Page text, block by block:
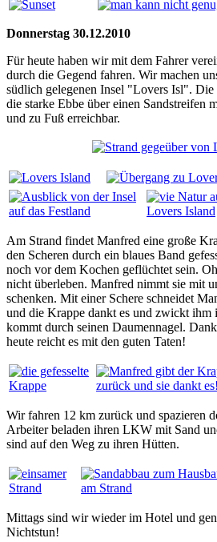
Donnerstag 30.12.2010
Für heute haben wir mit dem Fahrer
durch die Gegend fahren. Wir machen
südlich gelegenen Insel "Lovers Isl".
die starke Ebbe über einen Sandstreifen
und zu Fuß erreichbar.
Am Strand findet Manfred eine große
den Scheren durch ein blaues Band
noch vor dem Kochen geflüchtet sein.
nicht überleben. Manfred nimmt sie mit
schenken. Mit einer Schere schneidet
und die Krappe dankt es und zwickt ihm
kommt durch seinen Daumennagel.
heute reicht es mit den guten Taten!
Wir fahren 12 km zurück und spazieren
Arbeiter beladen ihren LKW mit Sand
sind auf den Weg zu ihren Hütten.
Mittags sind wir wieder im Hotel und
Nichtstun!